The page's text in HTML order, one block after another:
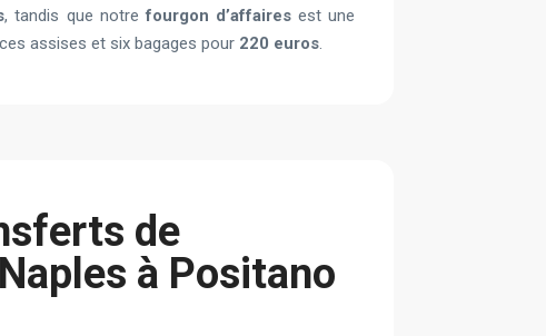
, tandis que notrefourgon d’affairesest une
assises et six bagages pour 220 euros.
de
à Positano